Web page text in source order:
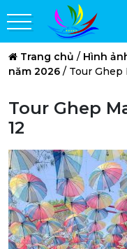
Trang chủ / Hình
năm 2026 / Tour Ghep
Tour Ghep
12